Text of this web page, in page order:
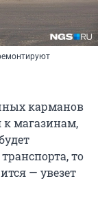
карманов
магазинам,
то
— увезет